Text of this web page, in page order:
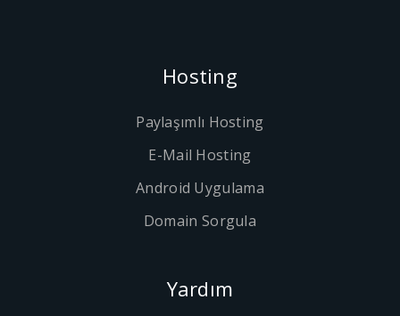
Hosting
Paylaşımlı Hosting
E-Mail Hosting
Android Uygulama
Domain Sorgula
Yardım